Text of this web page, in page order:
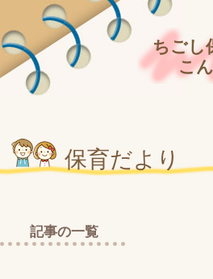
ちごし
こ
保育だより
記事の一覧